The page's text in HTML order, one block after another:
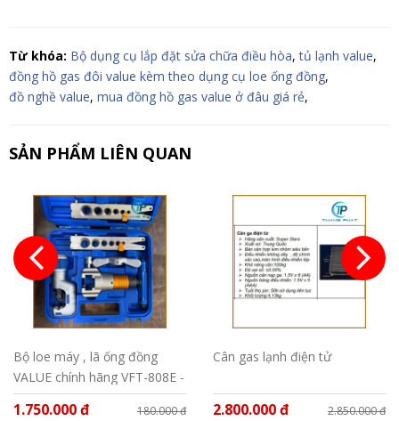
Từ khóa: Bộ dụng cụ lắp đặt sửa chữa điều hòa, tủ lạnh value,
đồng hồ gas đôi value kèm theo dụng cụ loe ống đồng,
đồ nghề value, mua đồng hồ gas value ở đâu giá rẻ,
SẢN PHẨM LIÊN QUAN
Bộ loe máy , lã ống đồng
VALUE chính hãng VFT-808E -
MIS
1.750.000 đ 180.000 đ
Cân gas lạnh điện tử
2.800.000 đ 2.850.000 đ